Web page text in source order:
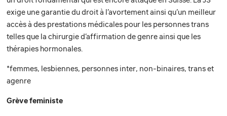
exige une garantie du droit à l’avortement ainsi qu’un meilleur
accès à des prestations médicales pour les personnes trans
telles que la chirurgie d’affirmation de genre ainsi que les
thérapies hormonales.
*femmes, lesbiennes, personnes inter, non-binaires, trans et
agenre
Grève feministe